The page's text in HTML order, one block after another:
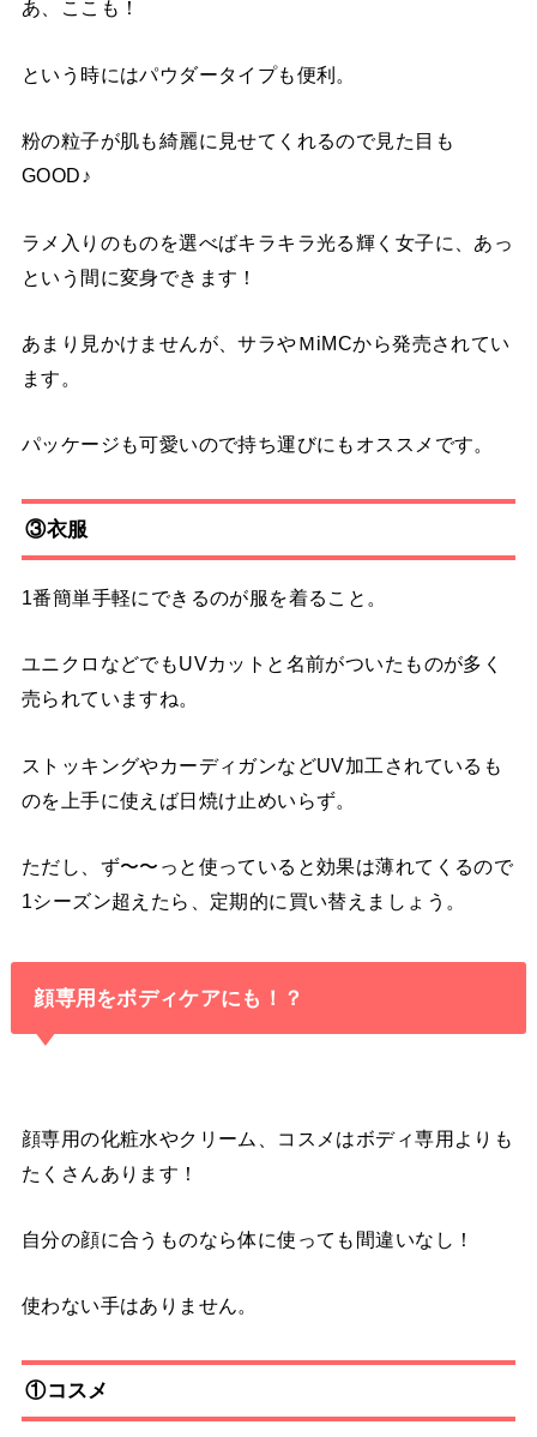
あ、ここも！
という時にはパウダータイプも便利。
粉の粒子が肌も綺麗に見せてくれるので見た目も
GOOD♪
ラメ入りのものを選べばキラキラ光る輝く女子に、あっ
という間に変身できます！
あまり見かけませんが、サラやＭiMCから発売されてい
ます。
パッケージも可愛いので持ち運びにもオススメです。
③衣服
1番簡単手軽にできるのが服を着ること。
ユニクロなどでもUVカットと名前がついたものが多く
売られていますね。
ストッキングやカーディガンなどUV加工されているも
のを上手に使えば日焼け止めいらず。
ただし、ず〜〜っと使っていると効果は薄れてくるので
1シーズン超えたら、定期的に買い替えましょう。
顔専用をボディケアにも！？
顔専用の化粧水やクリーム、コスメはボディ専用よりも
たくさんあります！
自分の顔に合うものなら体に使っても間違いなし！
使わない手はありません。
①コスメ